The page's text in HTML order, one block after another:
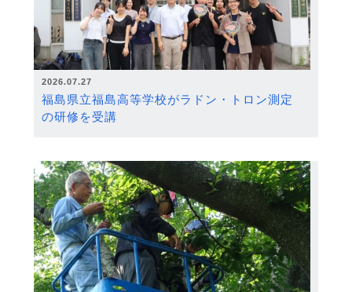
2026.07.27
福島県立福島高等学校がラドン・トロン測定
の研修を受講